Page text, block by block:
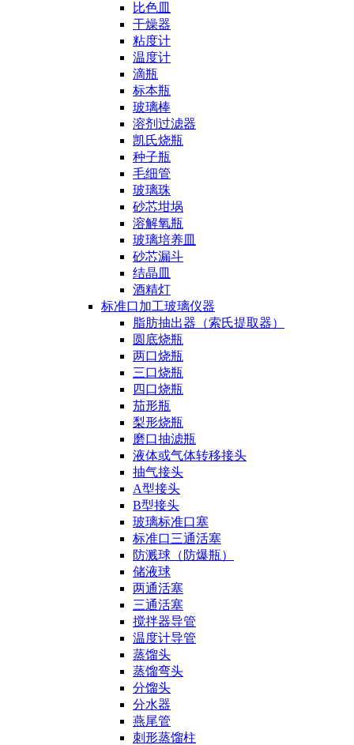
比色皿
干燥器
粘度计
温度计
滴瓶
标本瓶
玻璃棒
溶剂过滤器
凯氏烧瓶
种子瓶
毛细管
玻璃珠
砂芯坩埚
溶解氧瓶
玻璃培养皿
砂芯漏斗
结晶皿
酒精灯
标准口加工玻璃仪器
脂肪抽出器（索氏提取器）
圆底烧瓶
两口烧瓶
三口烧瓶
四口烧瓶
茄形瓶
梨形烧瓶
磨口抽滤瓶
液体或气体转移接头
抽气接头
A型接头
B型接头
玻璃标准口塞
标准口三通活塞
防溅球（防爆瓶）
储液球
两通活塞
三通活塞
搅拌器导管
温度计导管
蒸馏头
蒸馏弯头
分馏头
分水器
燕尾管
刺形蒸馏柱